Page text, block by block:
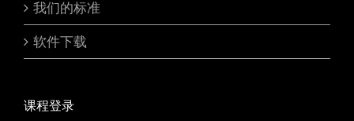
我们的标准
软件下载
课程登录